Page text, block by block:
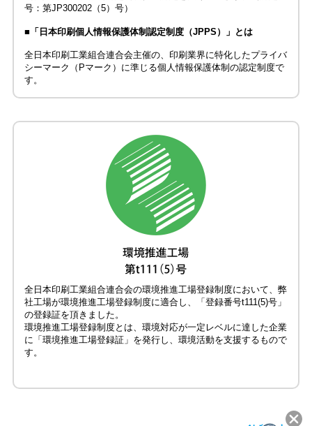
号：第JP300202（5）号）
■「日本印刷個人情報保護体制認定制度（JPPS）」とは
全日本印刷工業組合連合会主催の、印刷業界に特化したプライバ
シーマーク（Pマーク）に準じる個人情報保護体制の認定制度で
す。
全日本印刷工業組合連合会の環境推進工場登録制度において、弊
社工場が環境推進工場登録制度に適合し、「登録番号t111(5)号」
の登録証を頂きました。
環境推進工場登録制度とは、環境対応が一定レベルに達した企業
に「環境推進工場登録証」を発行し、環境活動を支援するもので
す。